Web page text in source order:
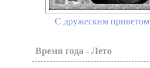
С дружеским приветом
Время года - Лето